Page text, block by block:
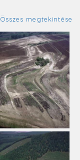
Összes megtekintése